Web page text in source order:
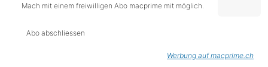
Mach mit einem freiwilligen Abo macprime mit möglich.
Abo abschliessen
Werbung auf macprime.ch